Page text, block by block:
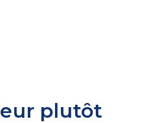
plutôt